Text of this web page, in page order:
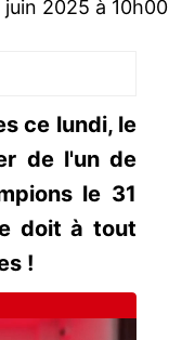
juin 2025 à 10h00
ce lundi, le
de l'un de
le 31
doit à tout
!